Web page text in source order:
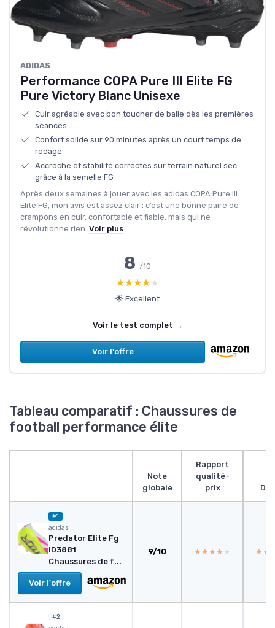
ADIDAS
Performance COPA Pure III Elite FG
Pure Victory Blanc Unisexe
Cuir agréable avec bon toucher de balle dès les premières
séances
Confort solide sur 90 minutes après un court temps de
rodage
Accroche et stabilité correctes sur terrain naturel sec
grâce à la semelle FG
Après deux semaines à jouer avec les adidas COPA Pure III
Elite FG, mon avis est assez clair : c’est une bonne paire de
crampons en cuir, confortable et fiable, mais qui ne
révolutionne rien. Voir plus
8 /10
★★★★★
★★★★★
🌟 Excellent
Voir le test complet →
Voir l'offre
Tableau comparatif : Chaussures de
football performance élite
Note
globale
Rapport
qualité-
prix
#1
adidas
Predator Elite Fg
ID3881
Chaussures de f...
Voir l'offre
9/10 ★★★★★
★★★★★
#2